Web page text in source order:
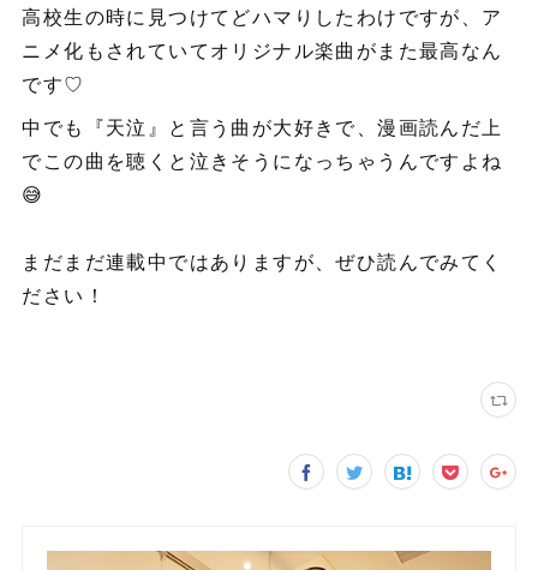
高校生の時に見つけてどハマりしたわけですが、ア
ニメ化もされていてオリジナル楽曲がまた最高なん
です♡
中でも『天泣』と言う曲が大好きで、漫画読んだ上
でこの曲を聴くと泣きそうになっちゃうんですよね
😅
まだまだ連載中ではありますが、ぜひ読んでみてく
ださい！